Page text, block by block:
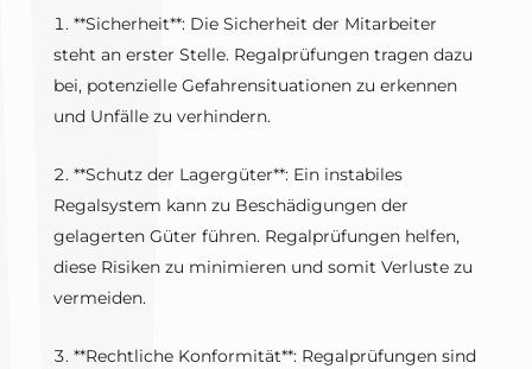
**Sicherheit**: Die Sicherheit der Mitarbeiter
steht an erster Stelle. Regalprüfungen tragen dazu
bei, potenzielle Gefahrensituationen zu erkennen
und Unfälle zu verhindern.
**Schutz der Lagergüter**: Ein instabiles
Regalsystem kann zu Beschädigungen der
gelagerten Güter führen. Regalprüfungen helfen,
diese Risiken zu minimieren und somit Verluste zu
vermeiden.
**Rechtliche Konformität**: Regalprüfungen sind